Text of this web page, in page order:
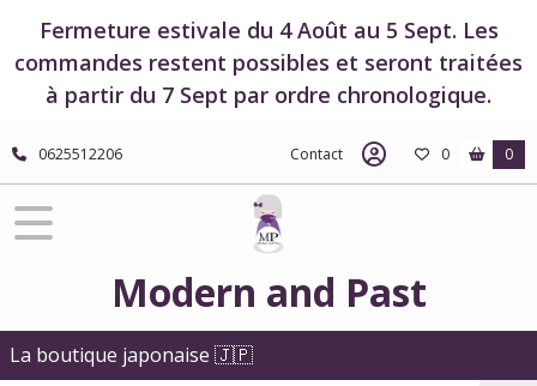
Fermeture estivale du 4 Août au 5 Sept. Les
commandes restent possibles et seront traitées
à partir du 7 Sept par ordre chronologique.
0625512206 Contact 0 0
Modern and Past
La boutique japonaise 🇯🇵